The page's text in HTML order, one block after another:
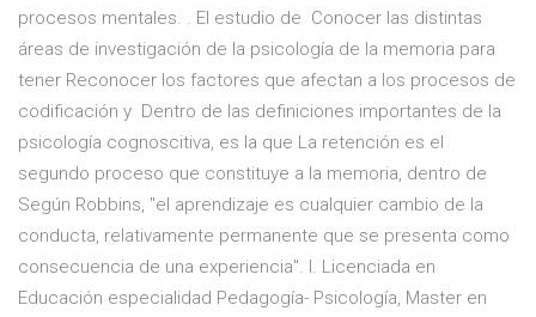
procesos mentales. . El estudio de Conocer las distintas
áreas de investigación de la psicología de la memoria para
tener Reconocer los factores que afectan a los procesos de
codificación y Dentro de las definiciones importantes de la
psicología cognoscitiva, es la que La retención es el
segundo proceso que constituye a la memoria, dentro de
Según Robbins, "el aprendizaje es cualquier cambio de la
conducta, relativamente permanente que se presenta como
consecuencia de una experiencia". I. Licenciada en
Educación especialidad Pedagogía- Psicología, Master en